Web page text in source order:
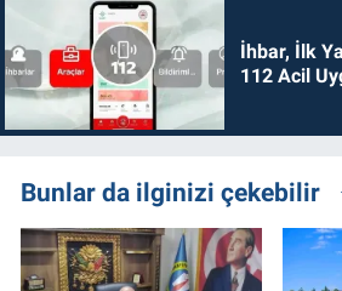
İhbar, İlk
112 Acil
Bunlar da ilginizi çekebilir